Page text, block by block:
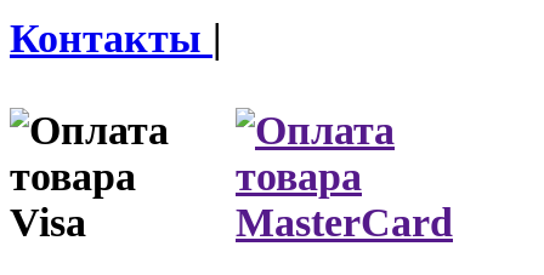
Контакты |